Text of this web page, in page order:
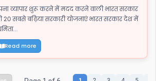
व्यापार शुरू करने में मदद करने वाली भारत सरकार
20 सबसे बढ़िया सरकारी योजनाएं भारत सरकार देश में
Read more